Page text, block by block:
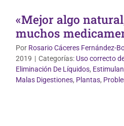
«Mejor algo
muchos
Por Rosario Cáceres Fernández-
2019 | Categorías: Uso correcto
Eliminación De Líquidos,
Malas Digestiones, Plantas,